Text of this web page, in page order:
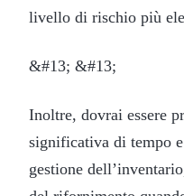
livello di rischio più
&#13; &#13;
Inoltre, dovrai essere
significativa di tempo
gestione